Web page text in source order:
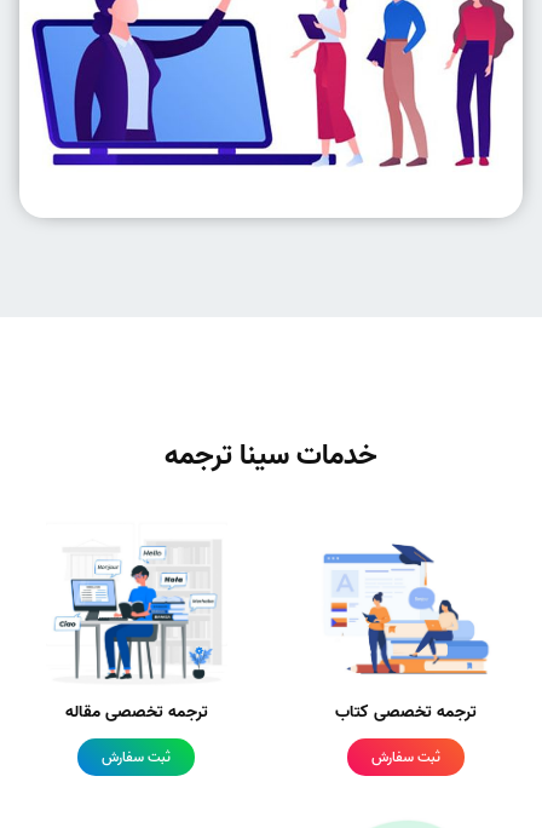
خدمات سینا ترجمه
ترجمه تخصصی کتاب
ثبت سفارش
ترجمه تخصصی مقاله
ثبت سفارش